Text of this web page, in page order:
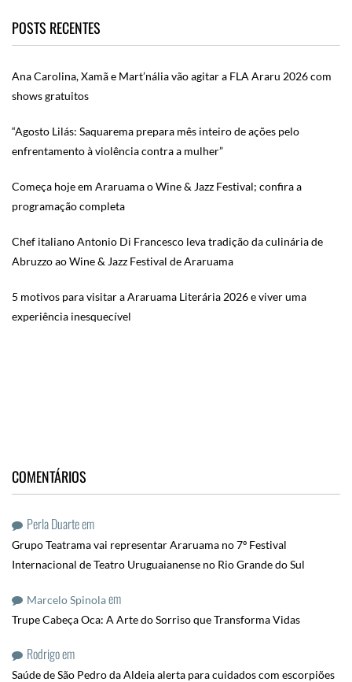
POSTS RECENTES
Ana Carolina, Xamã e Mart’nália vão agitar a FLA Araru 2026 com
shows gratuitos
“Agosto Lilás: Saquarema prepara mês inteiro de ações pelo
enfrentamento à violência contra a mulher”
Começa hoje em Araruama o Wine & Jazz Festival; confira a
programação completa
Chef italiano Antonio Di Francesco leva tradição da culinária de
Abruzzo ao Wine & Jazz Festival de Araruama
5 motivos para visitar a Araruama Literária 2026 e viver uma
experiência inesquecível
COMENTÁRIOS
Perla Duarteem
Grupo Teatrama vai representar Araruama no 7º Festival
Internacional de Teatro Uruguaianense no Rio Grande do Sul
Marcelo Spinolaem
Trupe Cabeça Oca: A Arte do Sorriso que Transforma Vidas
Rodrigoem
Saúde de São Pedro da Aldeia alerta para cuidados com escorpiões